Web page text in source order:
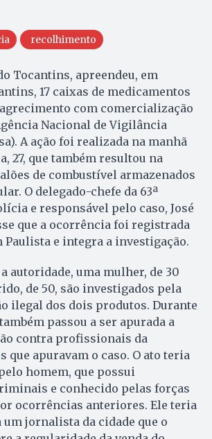
recolhimento
Tocantins, apreendeu, em
17 caixas de medicamentos
com comercialização
Nacional de Vigilância
A ação foi realizada na manhã
27, que também resultou na
de combustível armazenados
O delegado-chefe da 63ª
e responsável pelo caso, José
que a ocorrência foi registrada
Paulista e integra a investigação.
autoridade, uma mulher, de 30
de 50, são investigados pela
ilegal dos dois produtos. Durante
passou a ser apurada a
contra profissionais da
que apuravam o caso. O ato teria
homem, que possui
e conhecido pelas forças
ocorrências anteriores. Ele teria
um jornalista da cidade que o